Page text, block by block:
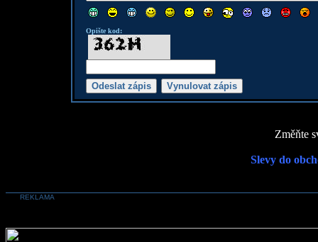
Opište kod:
Změňte
Slevy do
REKLAMA